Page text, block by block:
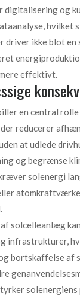
digitalisering og
hvilket
driver ikke blot en
effektivt.
en central
reducerer
at udlede
og begrænse
solenergi
solcelleanlæg
infrastrukturer,
bortskaffelse af